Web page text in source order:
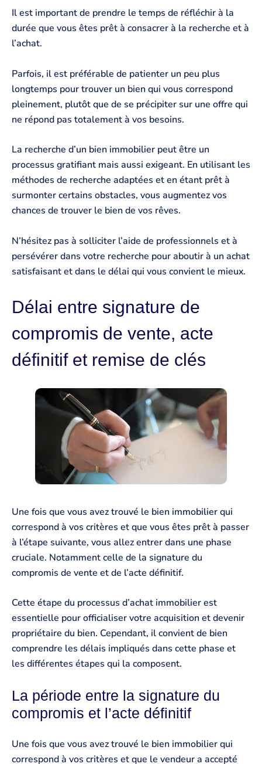
Il est important de prendre le temps de réfléchir à la
durée que vous êtes prêt à consacrer à la recherche et à
l’achat.
Parfois, il est préférable de patienter un peu plus
longtemps pour trouver un bien qui vous correspond
pleinement, plutôt que de se précipiter sur une offre qui
ne répond pas totalement à vos besoins.
La recherche d’un bien immobilier peut être un
processus gratifiant mais aussi exigeant. En utilisant les
méthodes de recherche adaptées et en étant prêt à
surmonter certains obstacles, vous augmentez vos
chances de trouver le bien de vos rêves.
N’hésitez pas à solliciter l’aide de professionnels et à
persévérer dans votre recherche pour aboutir à un achat
satisfaisant et dans le délai qui vous convient le mieux.
Délai entre signature de
compromis de vente, acte
définitif et remise de clés
Une fois que vous avez trouvé le bien immobilier qui
correspond à vos critères et que vous êtes prêt à passer
à l’étape suivante, vous allez entrer dans une phase
cruciale. Notamment celle de la signature du
compromis de vente et de l’acte définitif.
Cette étape du processus d’achat immobilier est
essentielle pour officialiser votre acquisition et devenir
propriétaire du bien. Cependant, il convient de bien
comprendre les délais impliqués dans cette phase et
les différentes étapes qui la composent.
La période entre la signature du
compromis et l’acte définitif
Une fois que vous avez trouvé le bien immobilier qui
correspond à vos critères et que le vendeur a accepté